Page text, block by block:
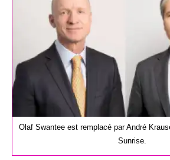
Olaf Swantee est remplacé par André
Sunrise.